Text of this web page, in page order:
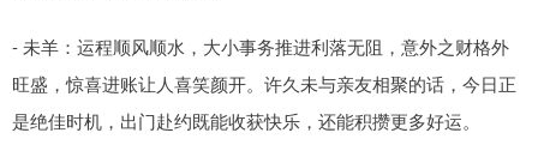
- 未羊：运程顺风顺水，大小事务推进利落无阻，意外之财格外
旺盛，惊喜进账让人喜笑颜开。许久未与亲友相聚的话，今日正
是绝佳时机，出门赴约既能收获快乐，还能积攒更多好运。